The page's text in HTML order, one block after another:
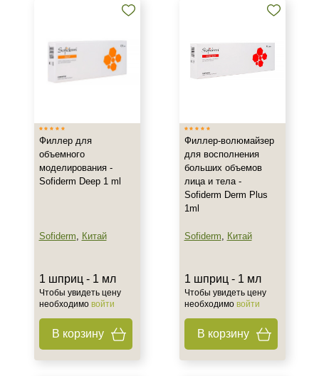
Филлер для
объемного
моделирования -
Sofiderm Deep 1 ml
Sofiderm, Китай
1 шприц - 1 мл
Чтобы увидеть цену
необходимо войти
В корзину
Филлер-волюмайзер
для восполнения
больших объемов
лица и тела -
Sofiderm Derm Plus
1ml
Sofiderm, Китай
1 шприц - 1 мл
Чтобы увидеть цену
необходимо войти
В корзину